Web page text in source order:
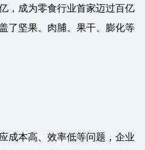
，成为零食行业首家迈过百亿
了坚果、肉脯、果干、膨化等
成本高、效率低等问题，企业